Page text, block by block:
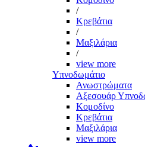
/
Κρεβάτια
/
Μαξιλάρια
/
view more
Υπνοδωμάτιο
Ανωστρώματα
Αξεσουάρ
Κομοδίνο
Κρεβάτια
Μαξιλάρια
view more